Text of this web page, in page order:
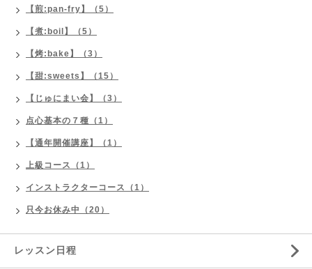
【煎:pan-fry】（5）
【煮:boil】（5）
【烤:bake】（3）
【甜:sweets】（15）
【じゅにまい会】（3）
点心基本の７種（1）
【通年開催講座】（1）
上級コース（1）
インストラクターコース（1）
只今お休み中（20）
レッスン日程